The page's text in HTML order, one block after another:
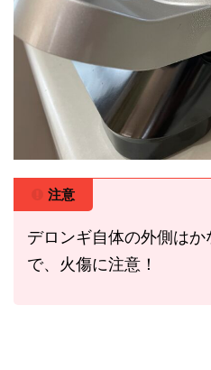
注意
デロンギ自体の外側は
で、火傷に注意！